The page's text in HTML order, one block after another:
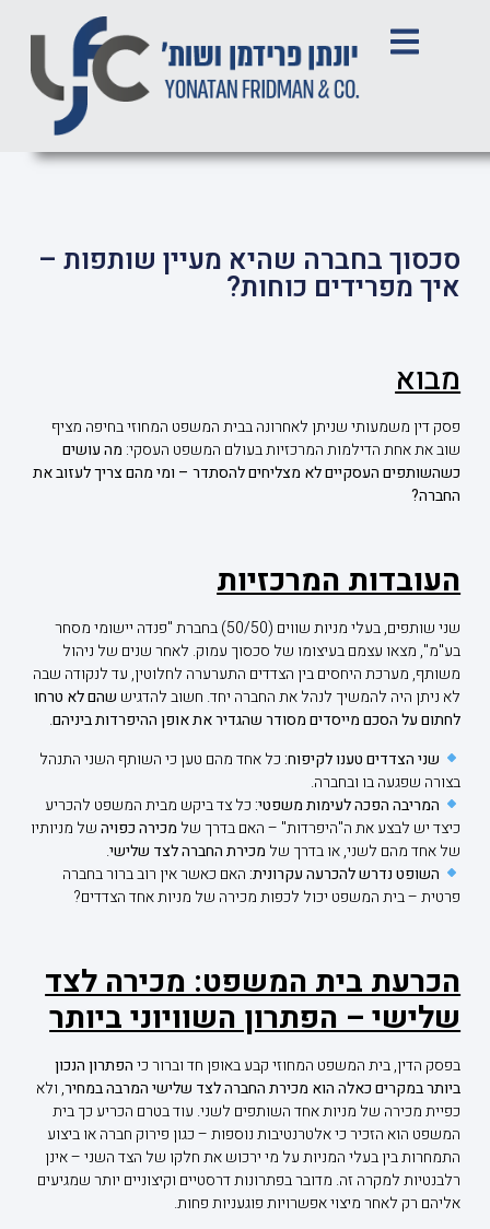
סכסוך בחברה שהיא מעיין שותפות –
איך מפרידים כוחות?
מבוא
פסק דין משמעותי שניתן לאחרונה בבית המשפט המחוזי בחיפה מציף
שוב את אחת הדילמות המרכזיות בעולם המשפט העסקי: מה עושים
כשהשותפים העסקיים לא מצליחים להסתדר – ומי מהם צריך לעזוב את
החברה?
העובדות המרכזיות
שני שותפים, בעלי מניות שווים (50/50) בחברת "פנדה יישומי מסחר
בע"מ", מצאו עצמם בעיצומו של סכסוך עמוק. לאחר שנים של ניהול
משותף, מערכת היחסים בין הצדדים התערערה לחלוטין, עד לנקודה שבה
לא ניתן היה להמשיך לנהל את החברה יחד. חשוב להדגיש שהם לא טרחו
לחתום על הסכם מייסדים מסודר שהגדיר את אופן ההיפרדות ביניהם.
שני הצדדים טענו לקיפוח:כל אחד מהם טען כי השותף השני התנהל
בצורה שפגעה בו ובחברה.
המריבה הפכה לעימות משפטי:כל צד ביקש מבית המשפט להכריע
כיצד יש לבצע את ה"היפרדות" – האם בדרך של מכירה כפויהשל מניותיו
של אחד מהם לשני, או בדרך של מכירת החברה לצד שלישי.
השופט נדרש להכרעה עקרונית:האם כאשר אין רוב ברור בחברה
פרטית – בית המשפט יכול לכפות מכירה של מניות אחד הצדדים?
הכרעת בית המשפט: מכירה לצד
שלישי – הפתרון השוויוני ביותר
בפסק הדין, בית המשפט המחוזי קבע באופן חד וברור כיהפתרון הנכון
ביותר במקרים כאלה הוא מכירת החברה לצד שלישי המרבה במחיר, ולא
כפיית מכירה של מניות אחד השותפים לשני. עוד בטרם הכריע כך בית
המשפט הוא הזכיר כי אלטרנטיבות נוספות – כגון פירוק חברה או ביצוע
התמחרות בין בעלי המניות על מי ירכוש את חלקו של הצד השני – אינן
רלבנטיות למקרה זה. מדובר בפתרונות דרסטיים וקיצוניים יותר שמגיעים
אליהם רק לאחר מיצוי אפשרויות פוגעניות פחות.